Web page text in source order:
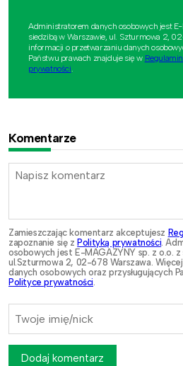
Administratorem danych osobowych jest E-
siedzibą w Warszawie, ul. Szturmowa 2,
informacji o przetwarzaniu danych
Państwu prawach znajduje się w
prywatności
Komentarze
Zamieszczając komentarz akceptujesz
zapoznanie się z Polityką prywatności.
osobowych jest E-MAGAZYNY sp. z o.o.
ul.Szturmowa 2, 02-678 Warszawa.
danych osobowych oraz przysługujących
Polityce prywatności.
Dodaj komentarz